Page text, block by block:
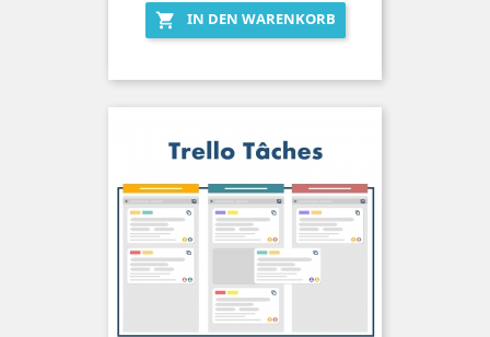
 IN DEN WARENKORB